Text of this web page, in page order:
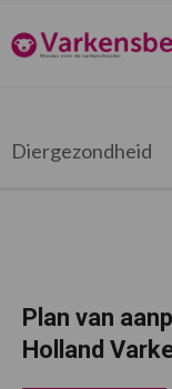
de
hoofdnavigatie
de
hoofd
de
eerste
de
voettekst
Varkensbedrijf.nl
Diergezondheid
Plan van
Holland